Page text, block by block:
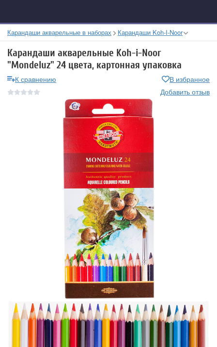
Карандаши акварельные в наборах Карандаши Koh-I-Noor
Карандаши акварельные Koh-i-Noor
"Mondeluz" 24 цвета, картонная упаковка
К сравнению
В избранное
Добавить отзыв